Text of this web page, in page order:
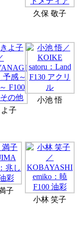
久保 敬子
子
小池 悟
子
小林 笑子